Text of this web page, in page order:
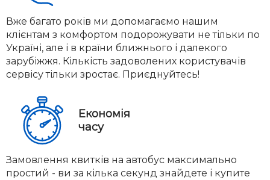
Вже багато років ми допомагаємо нашим
клієнтам з комфортом подорожувати не тільки по
Україні, але і в країни ближнього і далекого
зарубіжжя. Кількість задоволених користувачів
сервісу тільки зростає. Приєднуйтесь!
Економія
часу
Замовлення квитків на автобус максимально
простий - ви за кілька секунд знайдете і купите